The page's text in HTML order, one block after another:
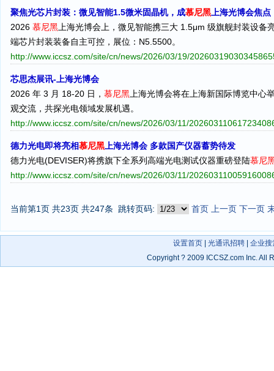
聚焦光芯片封装：微见智能1.5微米固晶机，成慕尼黑 上海光博会焦点
2026 慕尼黑 上海光博会上，微见智能携三大 1.5μm 级旗舰封装设
端芯片封装装备自主可控，展位：N5.5500。
http://www.iccsz.com/site/cn/news/2026/03/19/
芯思杰展讯-上海光博会
2026 年 3 月 18-20 日， 慕尼黑 上海光博会将在上海新国际博览中
观交流，共探光电领域发展机遇。
http://www.iccsz.com/site/cn/news/2026/03/11/
德力光电即将亮相慕尼黑 上海光博会 多款国产仪器蓄势待发
德力光电(DEVISER)将携旗下全系列高端光电测试仪器重磅登陆慕尼
http://www.iccsz.com/site/cn/news/2026/03/11/
当前第1页 共23页 共247条 跳转页码: 首页 上一页 下一页
设置首页 光通讯招聘
企业搜
Copyright? 2009 ICCSZ.com Inc. All